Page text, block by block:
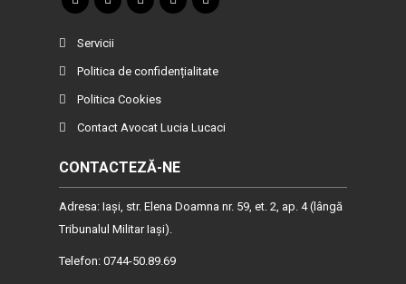
Servicii
Politica de confidențialitate
Politica Cookies
Contact Avocat Lucia Lucaci
CONTACTEZĂ-NE
Adresa: Iaşi, str. Elena Doamna nr. 59, et. 2, ap. 4 (lângă
Tribunalul Militar Iaşi).
Telefon: 0744-50.89.69